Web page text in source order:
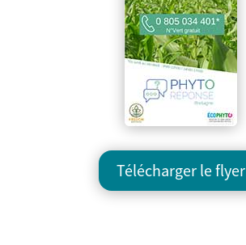
Télécharger le flyer